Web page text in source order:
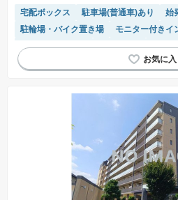
場合があります。
宅配ボックス 駐車場(普通車)あり
始
駐輪場・バイク置き場
モニター付きイ
システムキッチン
ペット相談
温水
リフォーム済み物件
エレベーター